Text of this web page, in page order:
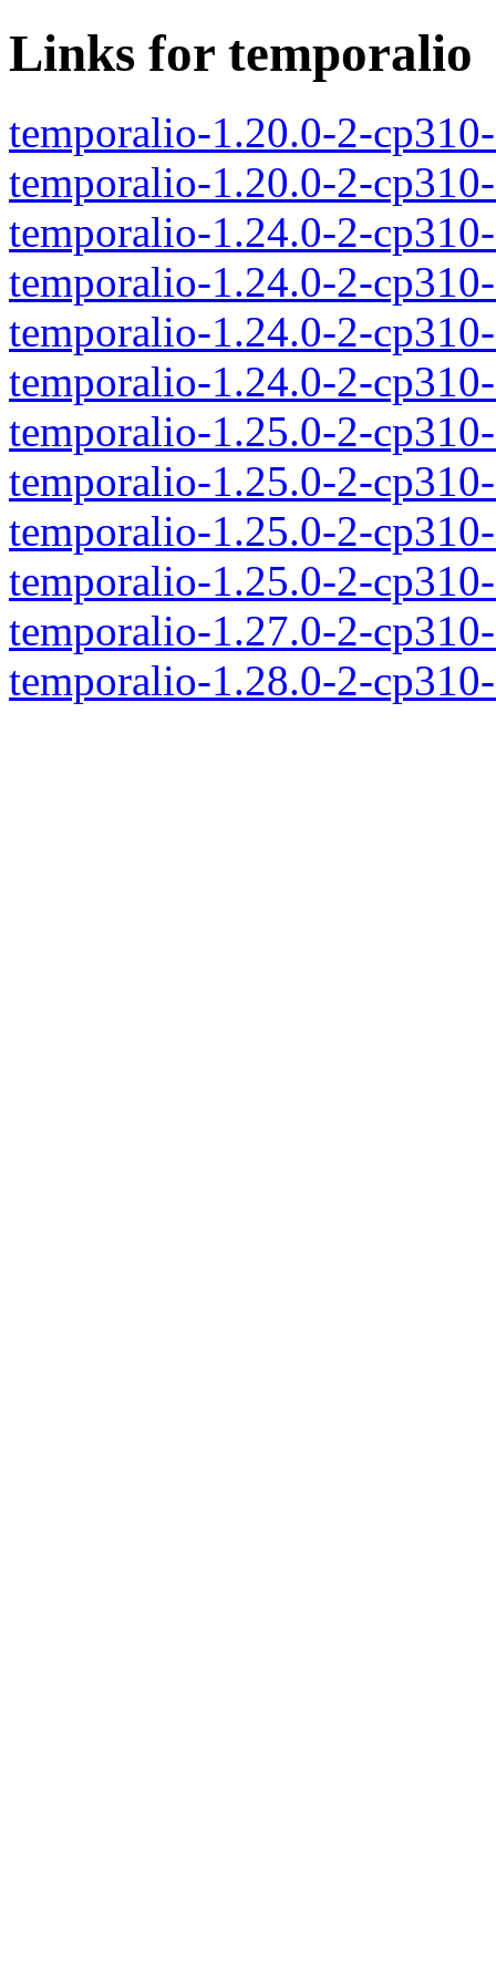
Links for temporalio
temporalio-1.20.0-2-
temporalio-1.20.0-2-
temporalio-1.24.0-2-
temporalio-1.24.0-2-
temporalio-1.24.0-2-
temporalio-1.24.0-2-
temporalio-1.25.0-2-
temporalio-1.25.0-2-
temporalio-1.25.0-2-
temporalio-1.25.0-2-
temporalio-1.27.0-2-
temporalio-1.28.0-2-